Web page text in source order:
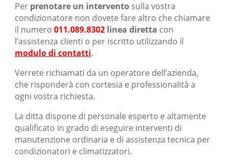
Per prenotare un intervento sulla vostra
condizionatore non dovete fare altro che chiamare
il numero011.089.8302 linea diretta con
l’assistenza clienti o per iscritto utilizzando il
modulo di contatti.
Verrete richiamati da un operatore dell’azienda,
che risponderà con cortesia e professionalità a
ogni vostra richiesta.
La ditta dispone di personale esperto e altamente
qualificato in grado di eseguire interventi di
manutenzione ordinaria e di assistenza tecnica per
condizionatori e climatizzatori.